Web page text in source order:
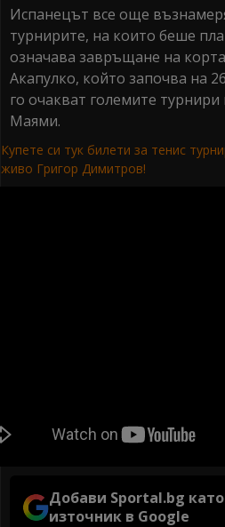
Испанецът все още
турнирите, на които беше
означава завръщане на
Акапулко, който започва на
го очакват големите
Маями.
Купете си тук билети за тенис
живо Григор Димитров!
Добави Sportal.bg
източник в Google